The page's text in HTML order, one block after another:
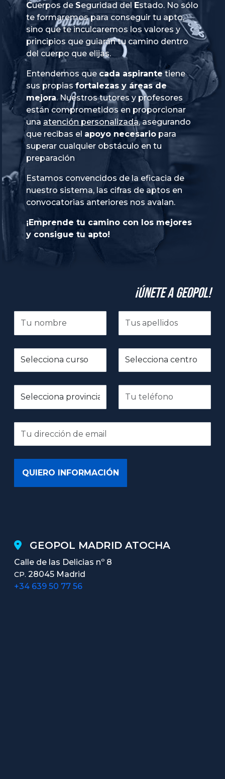
Cuerpos de Seguridad del Estado. No sólo
te formaremos para conseguir tu apto,
sino que te inculcaremos los valores y
principios que guiarán tu camino dentro
del cuerpo que elijas.
Entendemos que cada aspirante tiene
sus propias fortalezas y áreas de
mejora. Nuestros tutores y profesores
están comprometidos en proporcionar
una atención personalizada, asegurando
que recibas el apoyo necesario para
superar cualquier obstáculo en tu
preparación
Estamos convencidos de la eficacia de
nuestro sistema, las cifras de aptos en
convocatorias anteriores nos avalan.
¡Emprende tu camino con los mejores
y consigue tu apto!
¡Únete a GeoPol!
GEOPOL MADRID ATOCHA
Calle de las Delicias nº 8
CP. 28045 Madrid
+34 639 50 77 56